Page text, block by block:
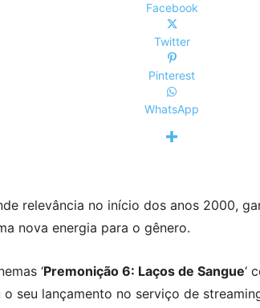
Facebook
Twitter
Pinterest
WhatsApp
relevância no início dos anos 2000,
nova energia para o gênero.
‘Premonição 6: Laços de Sangue‘
seu lançamento no serviço de